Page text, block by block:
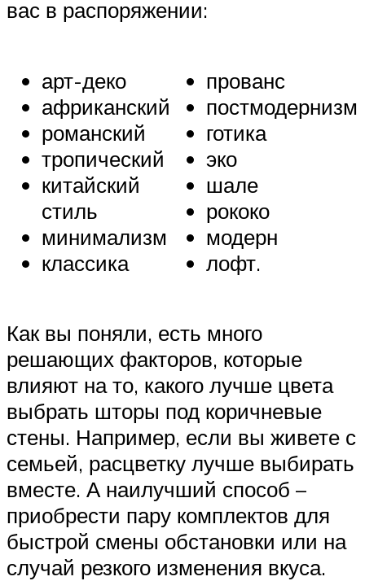
вас в распоряжении:
арт-деко
африканский
романский
тропический
китайский
стиль
минимализм
классика
прованс
постмодернизм
готика
эко
шале
рококо
модерн
лофт.
Как вы поняли, есть много
решающих факторов, которые
влияют на то, какого лучше цвета
выбрать шторы под коричневые
стены. Например, если вы живете с
семьей, расцветку лучше выбирать
вместе. А наилучший способ –
приобрести пару комплектов для
быстрой смены обстановки или на
случай резкого изменения вкуса.